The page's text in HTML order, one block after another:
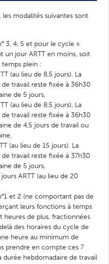
modalités suivantes sont
3, 4, 5 et pour le cycle «
un jour ARTT en moins, soit
plein :
(au lieu de 8,5 jours). La
travail reste fixée à 36h30
de 5 jours,
(au lieu de 8,5 jours). La
travail reste fixée à 36h30
de 4,5 jours de travail ou
(au lieu de 15 jours). La
travail reste fixée à 37h30
de 5 jours,
ARTT (au lieu de 20
et 2 (ne comportant pas de
leurs fonctions à temps
heures de plus, fractionnées
des horaires du cycle de
heure au minimum de
prendre en compte ces 7
durée hebdomadaire de travail